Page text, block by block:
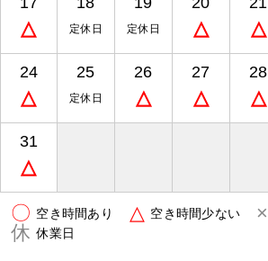
△ 定休日 定休日 △ △
24
△
25
定休日
26
△
27
△
28
△
31
△
〇 空き時間あり △ 空き時間少ない ×
休 休業日